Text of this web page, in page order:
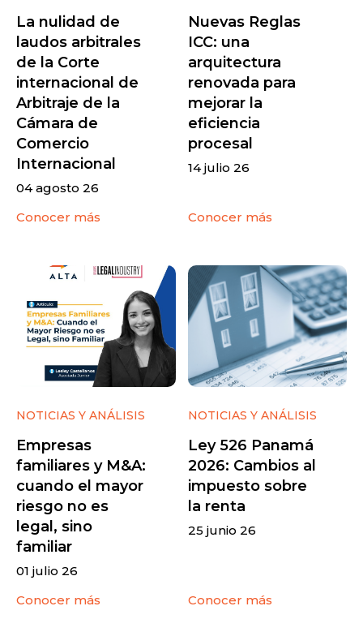
La nulidad de
laudos arbitrales
de la Corte
internacional de
Arbitraje de la
Cámara de
Comercio
Internacional
04 agosto 26
Conocer más
Nuevas Reglas
ICC: una
arquitectura
renovada para
mejorar la
eficiencia
procesal
14 julio 26
Conocer más
NOTICIAS Y ANÁLISIS
Empresas
familiares y M&A:
cuando el mayor
riesgo no es
legal, sino
familiar
01 julio 26
Conocer más
NOTICIAS Y ANÁLISIS
Ley 526 Panamá
2026: Cambios al
impuesto sobre
la renta
25 junio 26
Conocer más